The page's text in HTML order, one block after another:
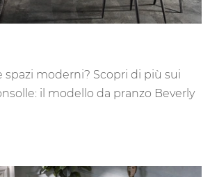
spazi moderni? Scopri di più sui
il modello da pranzo Beverly